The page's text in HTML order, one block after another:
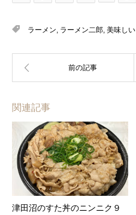
ラーメン ラーメン二郎 美味しい
関連記事
津田沼のすた丼のニンニク９